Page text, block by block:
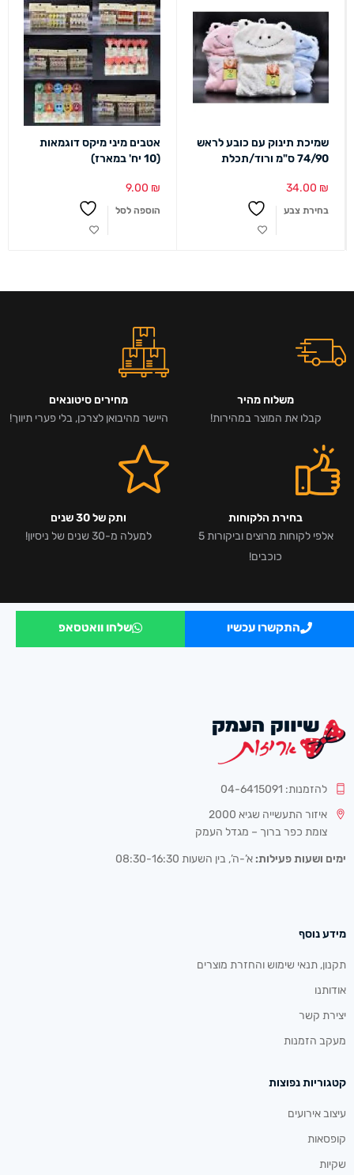
שמיכת תינוק עם כובע לראש
74/90 ס"מ ורוד/תכלת
34.00 ₪
בחירת צבע
אטבים מיני מיקס דוגמאות
(10 יח' במארז)
9.00 ₪
הוספה לסל
משלוח מהיר
קבלו את המוצר במהירות!
מחירים סיטונאים
היישר מהיבואן לצרכן, בלי פערי תיווך!
בחירת הלקוחות
אלפי לקוחות מרוצים וביקורות 5
כוכבים!
ותק של 30 שנים
למעלה מ-30 שנים של ניסיון!
התקשרו עכשיו שלחו וואטסאפ
להזמנות: 04-6415091
איזור התעשייה שגיא 2000
צומת כפר ברוך – מגדל העמק
ימים ושעות פעילות: א’-ה’, בין השעות 08:30-16:30
מידע נוסף
תקנון, תנאי שימוש והחזרת מוצרים
אודותנו
יצירת קשר
מעקב הזמנות
קטגוריות נפוצות
עיצוב אירועים
קופסאות
שקיות